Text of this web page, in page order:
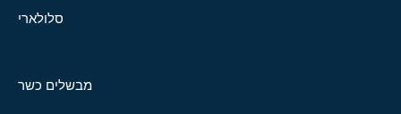
סלולארי
מבשלים כשר